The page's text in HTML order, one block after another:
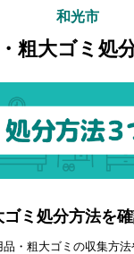
和光市
粗大ゴミ処
ミ処分方法を
・粗大ゴミの収集方法